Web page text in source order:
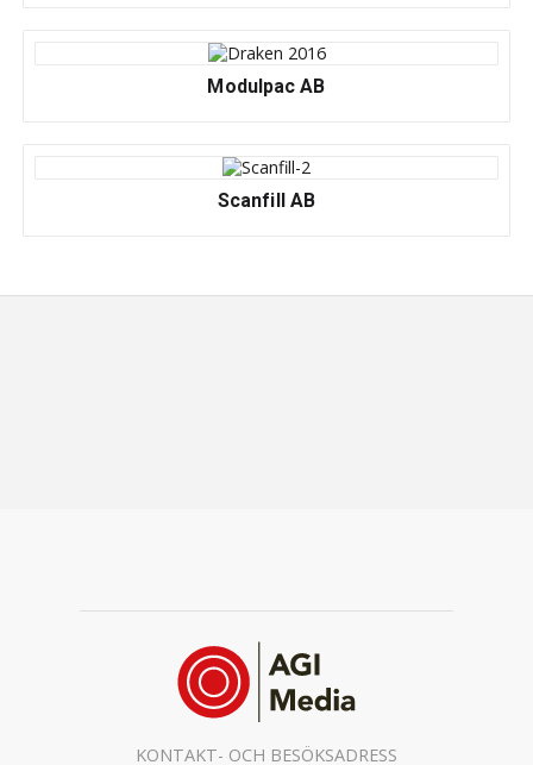
Modulpac AB
Scanfill AB
KONTAKT- OCH BESÖKSADRESS